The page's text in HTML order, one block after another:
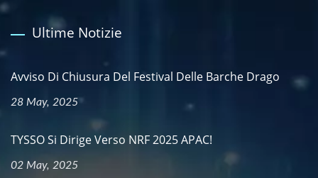
Ultime Notizie
Avviso Di Chiusura Del Festival Delle Barche Drago
28 May, 2025
TYSSO Si Dirige Verso NRF 2025 APAC!
02 May, 2025